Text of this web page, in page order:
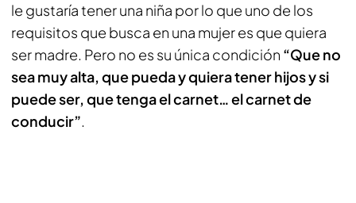
le gustaría tener una niña por lo que uno de los
requisitos que busca en una mujer es que quiera
ser madre. Pero no es su única condición “Que no
sea muy alta, que pueda y quiera tener hijos y si
puede ser, que tenga el carnet… el carnet de
conducir”.